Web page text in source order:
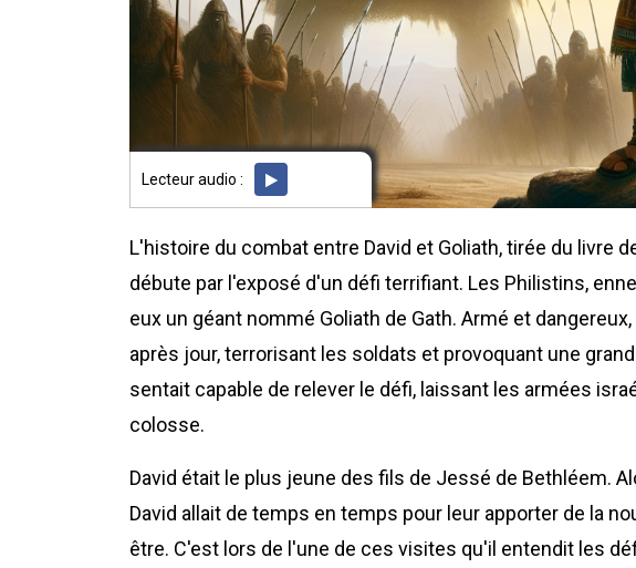
Lecteur audio :
L'histoire du combat entre David et Goliath, tirée du livre
débute par l'exposé d'un défi terrifiant. Les Philistins,
eux un géant nommé Goliath de Gath. Armé et
après jour, terrorisant les soldats et provoquant une
sentait capable de relever le défi, laissant les armées
colosse.
David était le plus jeune des fils de Jessé de Bethléem.
David allait de temps en temps pour leur apporter de la
être. C'est lors de l'une de ces visites qu'il entendit les